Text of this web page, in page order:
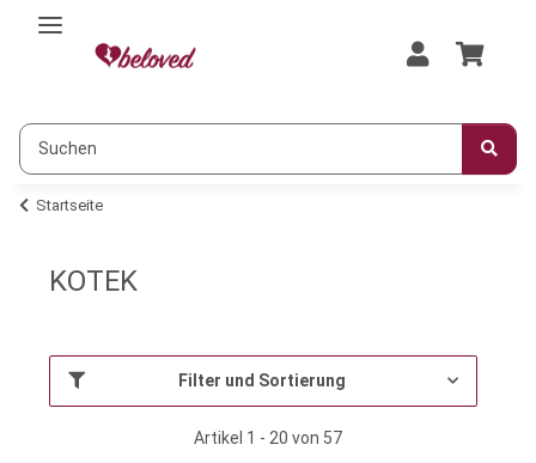
Startseite
KOTEK
Filter und Sortierung
Artikel 1 - 20 von 57